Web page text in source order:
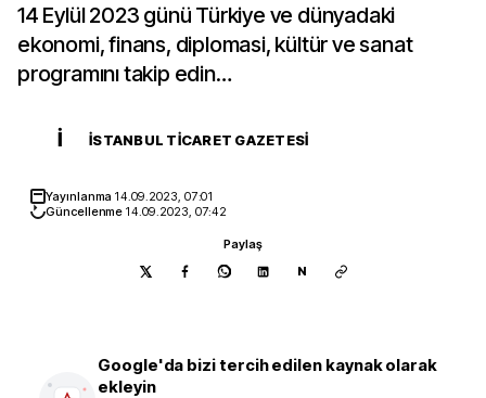
14 Eylül 2023 günü Türkiye ve dünyadaki
ekonomi, finans, diplomasi, kültür ve sanat
programını takip edin…
İ İSTANBUL TICARET GAZETESI
Yayınlanma 14.09.2023, 07:01
Güncellenme 14.09.2023, 07:42
Paylaş
N
Google'da bizi tercih edilen kaynak olarak
ekleyin